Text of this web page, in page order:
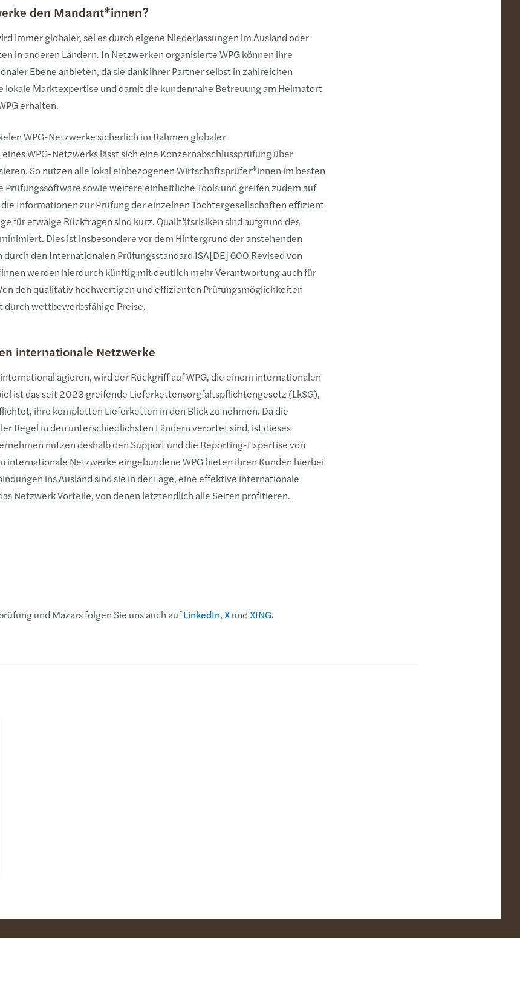
den Mandant*innen?
immer globaler, sei es durch eigene Niederlassungen im Ausland oder
in anderen Ländern. In Netzwerken organisierte WPG können ihre
Ebene anbieten, da sie dank ihrer Partner selbst in zahlreichen
Marktexpertise und damit die kundennahe Betreuung am Heimatort
erhalten.
WPG-Netzwerke sicherlich im Rahmen globaler
WPG-Netzwerks lässt sich eine Konzernabschlussprüfung über
So nutzen alle lokal einbezogenen Wirtschaftsprüfer*innen im besten
sowie weitere einheitliche Tools und greifen zudem auf
Informationen zur Prüfung der einzelnen Tochtergesellschaften effizient
für etwaige Rückfragen sind kurz. Qualitätsrisiken sind aufgrund des
Dies ist insbesondere vor dem Hintergrund der anstehenden
den Internationalen Prüfungsstandard ISA[DE] 600 Revised von
werden hierdurch künftig mit deutlich mehr Verantwortung auch für
den qualitativ hochwertigen und effizienten Prüfungsmöglichkeiten
wettbewerbsfähige Preise.
internationale Netzwerke
agieren, wird der Rückgriff auf WPG, die einem internationalen
ist das seit 2023 greifende Lieferkettensorgfaltspflichtengesetz (LkSG),
ihre kompletten Lieferketten in den Blick zu nehmen. Da die
Regel in den unterschiedlichsten Ländern verortet sind, ist dieses
nutzen deshalb den Support und die Reporting-Expertise von
internationale Netzwerke eingebundene WPG bieten ihren Kunden hierbei
ins Ausland sind sie in der Lage, eine effektive internationale
Netzwerk Vorteile, von denen letztendlich alle Seiten profitieren.
und Mazars folgen Sie uns auch aufLinkedIn,XundXING.